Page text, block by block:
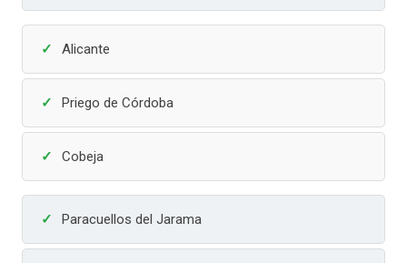
Alicante
Priego de Córdoba
Cobeja
Paracuellos del Jarama